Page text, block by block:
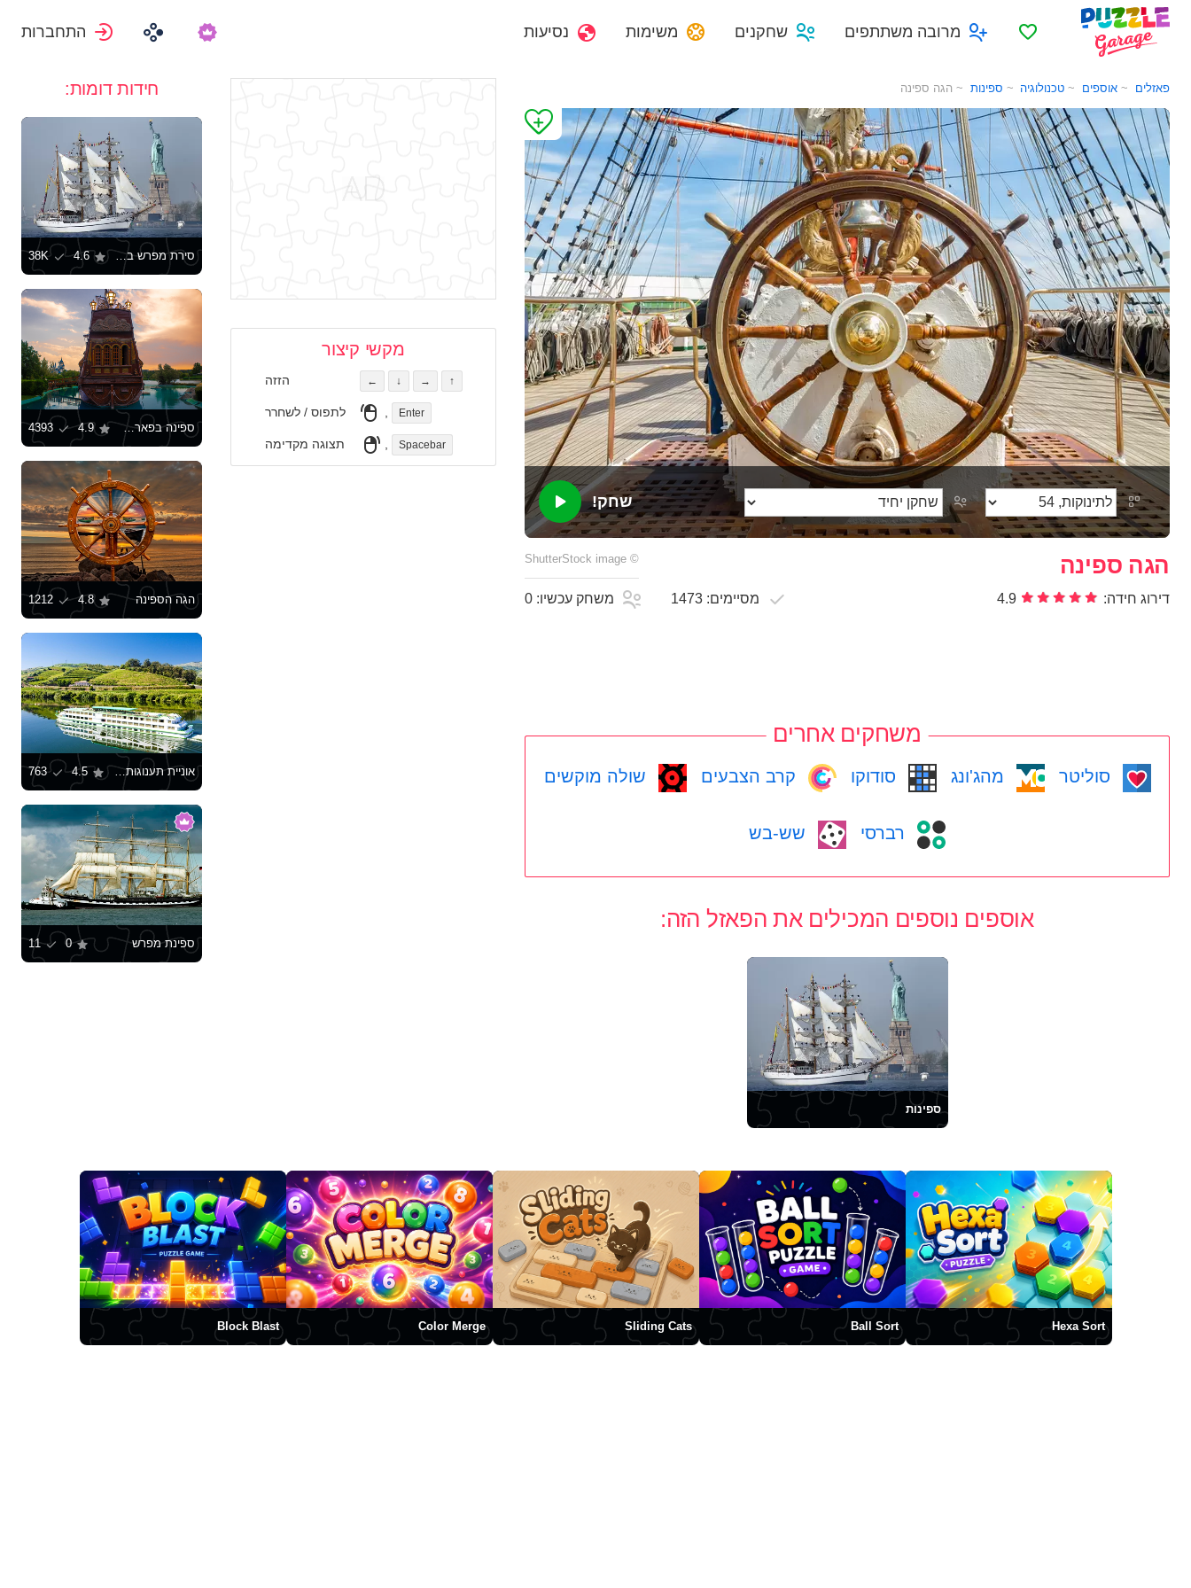
מועדפיםמרובה משתתפים שחקנים משימות נסיעות התחברות
פאזלים אוספים טכנולוגיה ספינות הגה ספינה
שחק!
הגה ספינה ©
ShutterStock image
דירוג חידה: 4.9 מסיימים:1473 משחק עכשיו:0
משחקים אחרים
סוליטר מהג'ונג סודוקו קרב הצבעים שולה מוקשים
רברסי שש-בש
אוספים נוספים המכילים את הפאזל הזה:
ספינות
מקשי קיצור
↑
→
↓
← הזזה
Enter
, לתפוס / לשחרר
Spacebar
, תצוגה מקדימה
חידות דומות:
סירת מפרש בנמל ניו יורק 4.6
38K
ספינה בפארק סאזוב 4.9
4393
הגה הספינה 4.8
1212
אוניית תענוגות בפסו דה רגואה 4.5
763
ספינת מפרש 0
11
Hexa Sort
Ball Sort
Sliding Cats
Color Merge
Block Blast